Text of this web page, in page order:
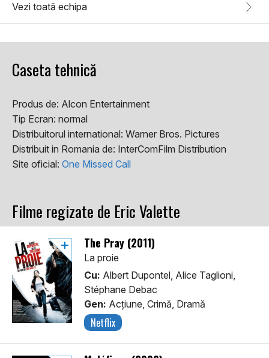
Vezi toată echipa
Caseta tehnică
Produs de: Alcon Entertainment
Tip Ecran: normal
Distribuitorul international: Warner Bros. Pictures
Distribuit in Romania de: InterComFilm Distribution
Site oficial: One Missed Call
Filme regizate de Eric Valette
The Pray (2011)
La proie
Cu: Albert Dupontel, Alice Taglioni,
Stéphane Debac
Gen: Acţiune, Crimă, Dramă
Netflix